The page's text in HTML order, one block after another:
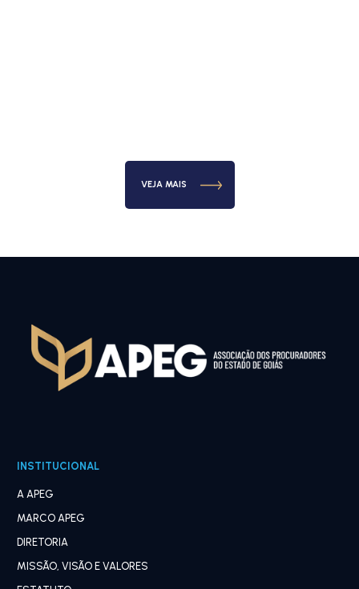
VEJA MAIS
INSTITUCIONAL
A APEG
MARCO APEG
DIRETORIA
MISSÃO, VISÃO E VALORES